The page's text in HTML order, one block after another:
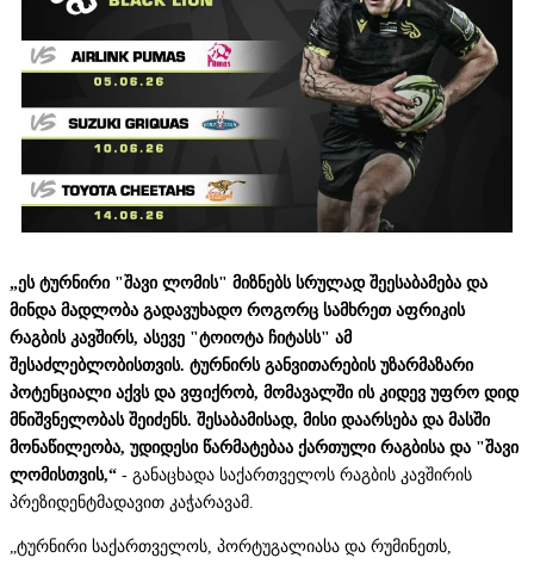
„ეს ტურნირი "შავი ლომის" მიზნებს სრულად შეესაბამება და
მინდა მადლობა გადავუხადო როგორც სამხრეთ აფრიკის
რაგბის კავშირს, ასევე "ტოიოტა ჩიტასს" ამ
შესაძლებლობისთვის. ტურნირს განვითარების უზარმაზარი
პოტენციალი აქვს და ვფიქრობ, მომავალში ის კიდევ უფრო დიდ
მნიშვნელობას შეიძენს. შესაბამისად, მისი დაარსება და მასში
მონაწილეობა, უდიდესი წარმატებაა ქართული რაგბისა და "შავი
ლომისთვის,“ - განაცხადა საქართველოს რაგბის კავშირის
პრეზიდენტმადავით კაჭარავამ.
„ტურნირი საქართველოს, პორტუგალიასა და რუმინეთს,